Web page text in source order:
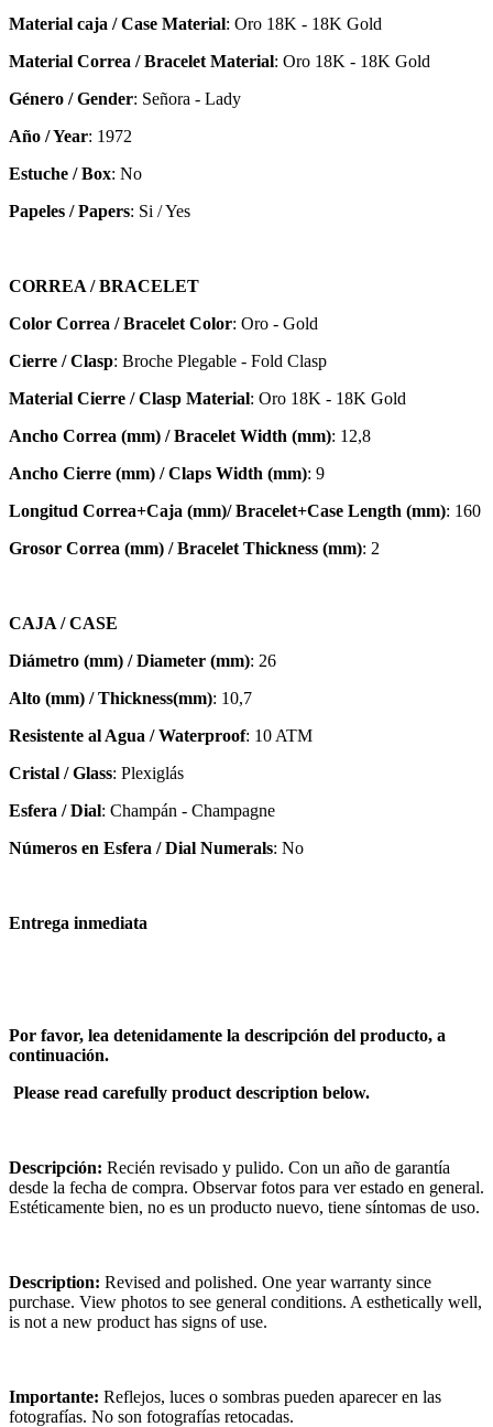
Material caja / Case Material: Oro 18K - 18K Gold
Material Correa / Bracelet Material: Oro 18K - 18K Gold
Género / Gender: Señora - Lady
Año / Year: 1972
Estuche / Box: No
Papeles / Papers: Si / Yes
CORREA / BRACELET
Color Correa / Bracelet Color: Oro - Gold
Cierre / Clasp: Broche Plegable - Fold Clasp
Material Cierre / Clasp Material: Oro 18K - 18K Gold
Ancho Correa (mm) / Bracelet Width (mm): 12,8
Ancho Cierre (mm) / Claps Width (mm): 9
Longitud Correa+Caja (mm)/ Bracelet+Case Length (mm): 160
Grosor Correa (mm) / Bracelet Thickness (mm): 2
CAJA / CASE
Diámetro (mm) / Diameter (mm): 26
Alto (mm) / Thickness(mm): 10,7
Resistente al Agua / Waterproof: 10 ATM
Cristal / Glass: Plexiglás
Esfera / Dial: Champán - Champagne
Números en Esfera / Dial Numerals: No
Entrega inmediata
Por favor, lea detenidamente la descripción del producto, a
continuación.
Please read carefully product description below.
Descripción: Recién revisado y pulido. Con un año de garantía
desde la fecha de compra. Observar fotos para ver estado en general.
Estéticamente bien, no es un producto nuevo, tiene síntomas de uso.
Description: Revised and polished. One year warranty since
purchase. View photos to see general conditions. A esthetically well,
is not a new product has signs of use.
Importante: Reflejos, luces o sombras pueden aparecer en las
fotografías. No son fotografías retocadas.